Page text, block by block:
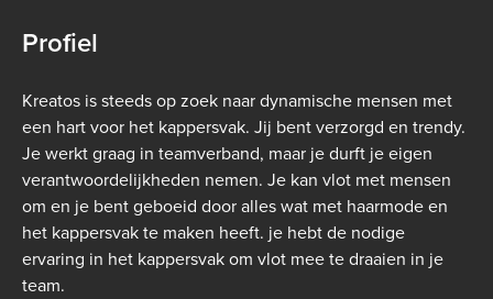
Profiel
Kreatos is steeds op zoek naar dynamische mensen met
een hart voor het kappersvak. Jij bent verzorgd en trendy.
Je werkt graag in teamverband, maar je durft je eigen
verantwoordelijkheden nemen. Je kan vlot met mensen
om en je bent geboeid door alles wat met haarmode en
het kappersvak te maken heeft. je hebt de nodige
ervaring in het kappersvak om vlot mee te draaien in je
team.